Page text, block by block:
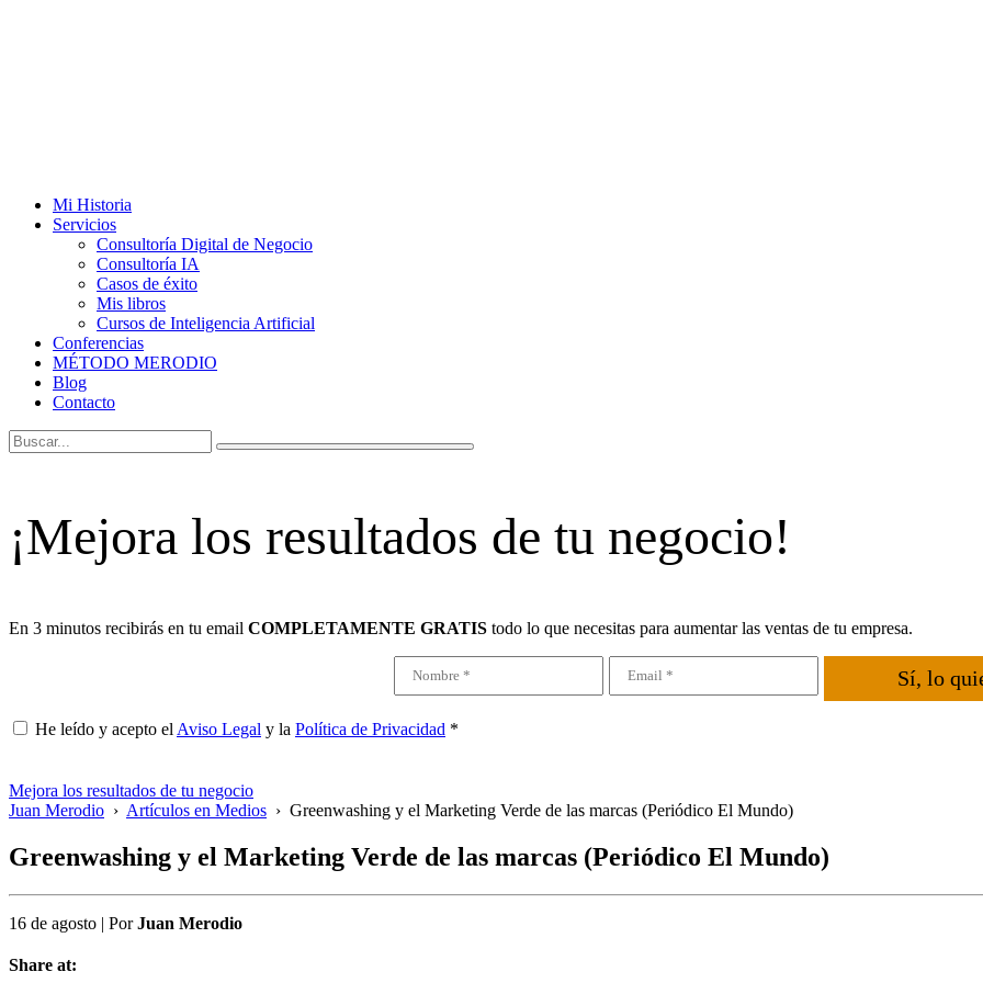
Mi Historia
Servicios
Consultoría Digital de Negocio
Consultoría IA
Casos de éxito
Mis libros
Cursos de Inteligencia Artificial
Conferencias
MÉTODO MERODIO
Blog
Contacto
¡Mejora los resultados de tu negocio!
En 3 minutos recibirás en tu email COMPLETAMENTE GRATIS todo lo que necesitas para aumentar las ventas de tu empresa.
Sí, lo
He leído y acepto el Aviso Legal y la Política de Privacidad *
Mejora los resultados de tu negocio
Juan Merodio › Artículos en Medios › Greenwashing y el Marketing Verde de las marcas (Periódico El Mundo)
Greenwashing y el Marketing Verde de las marcas (Periódico El Mundo)
16 de agosto | PorJuan Merodio
Share at: